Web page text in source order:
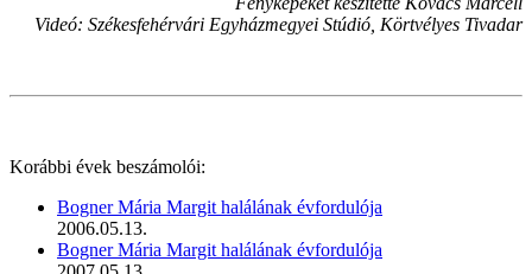
Videó: Székesfehérvári Egyházmegyei Stúdió, Körtvélyes Tivadar
Korábbi évek beszámolói:
Bogner Mária Margit halálának évfordulója
2006.05.13.
Bogner Mária Margit halálának évfordulója